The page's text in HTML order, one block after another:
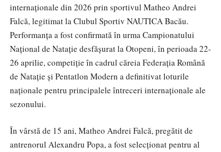
internaționale din 2026 prin sportivul Matheo Andrei
Falcă, legitimat la Clubul Sportiv NAUTICA Bacău.
Performanța a fost confirmată în urma Campionatului
Național de Natație desfășurat la Otopeni, în perioada 22-
26 aprilie, competiție în cadrul căreia Federația Română
de Natație și Pentatlon Modern a definitivat loturile
naționale pentru principalele întreceri internaționale ale
sezonului.
În vârstă de 15 ani, Matheo Andrei Falcă, pregătit de
antrenorul Alexandru Popa, a fost selecționat pentru al